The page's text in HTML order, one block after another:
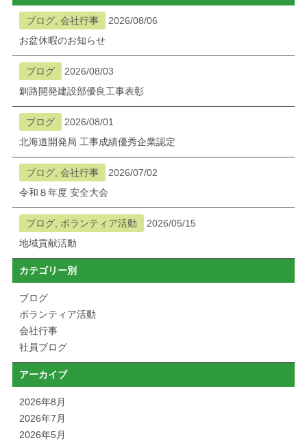
ブログ, 会社行事
2026/08/06
お盆休暇のお知らせ
ブログ
2026/08/03
釧路開発建設部優良工事表彰
ブログ
2026/08/01
北海道開発局 工事成績優秀企業認定
ブログ, 会社行事
2026/07/02
令和８年度 安全大会
ブログ, ボランティア活動
2026/05/15
地域貢献活動
カテゴリー別
ブログ
ボランティア活動
会社行事
社員ブログ
アーカイブ
2026年8月
2026年7月
2026年5月